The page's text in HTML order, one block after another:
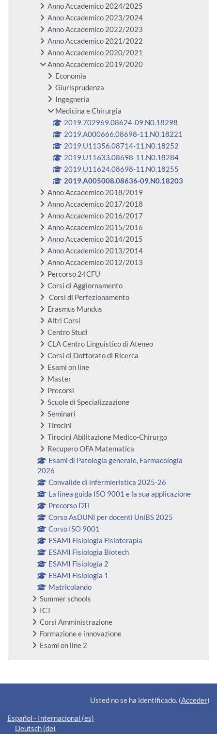
Anno Accademico 2024/2025
Anno Accademico 2023/2024
Anno Accademico 2022/2023
Anno Accademico 2021/2022
Anno Accademico 2020/2021
Anno Accademico 2019/2020
Economia
Giurisprudenza
Ingegneria
Medicina e Chirurgia
2019.702969.08624-09.N0.18298
2019.A000666.08698-11.N0.18221
2019.U11356.08714-11.N0.18252
2019.U11633.08698-11.N0.18284
2019.U11624.08698-11.N0.18255
2019.A005008.08636-09.N0.18203
Anno Accademico 2018/2019
Anno Accademico 2017/2018
Anno Accademico 2016/2017
Anno Accademico 2015/2016
Anno Accademico 2014/2015
Anno Accademico 2013/2014
Anno Accademico 2012/2013
Percorso 24CFU
Corsi di Aggiornamento
Corsi di Perfezionamento
Erasmus Mundus
Altri Corsi
Centro Studi
CLA Centro Linguistico di Ateneo
Corsi di Dottorato di Ricerca
Esami on line
Master
Precorsi
Scuole di Specializzazione
Seminari
Tirocini
Tirocini Abilitazione Medico-Chirurgo
Recupero OFA Matematica
Esami di Patologia generale, Farmacologia
2026
Convalide di infermieristica 2025-26
La linea guida ISO 9001 e la sua applicazione
Precorso DTI
Corso AsDUNI per docenti UniBS 2025
Corso ISO 9001
ESAMI Fisiologia Fisioterapia
ESAMI Fisiologia Biotech
ESAMI Fisiologia 2
ESAMI Fisiologia 1
Matricolando
Summer schools
ICT
Corsi Amministrazione
Formazione e innovazione
Esami on line 2
Bloques suplementarios
Usted no se ha identificado. (Acceder)
Español - Internacional ‎(es)‎
Deutsch ‎(de)‎